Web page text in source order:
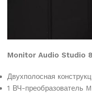
Monitor Audio Studio
Двухполосная
1 ВЧ-преобразователь